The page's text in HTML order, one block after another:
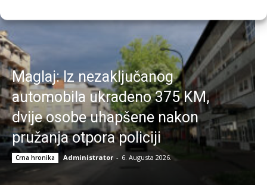
Maglaj: Iz nezaključanog
automobila ukradeno 375 KM,
dvije osobe uhapšene nakon
pružanja otpora policiji
Crna hronika Administrator - 6. Augusta 2026.